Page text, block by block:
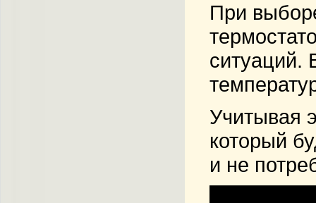
При
ситуаций.
Учитывая
который
и не